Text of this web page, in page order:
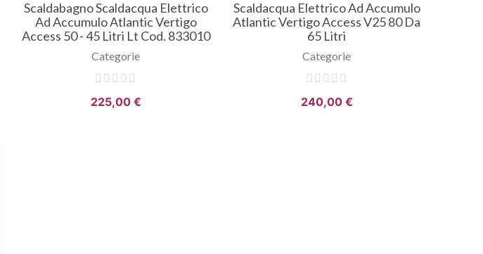
Scaldabagno Scaldacqua Elettrico
Ad Accumulo Atlantic Vertigo
Access 50 - 45 Litri Lt Cod. 833010
Categorie
225,00 €
Scaldacqua Elettrico Ad Accumulo
Atlantic Vertigo Access V25 80 Da
65 Litri
Categorie
240,00 €